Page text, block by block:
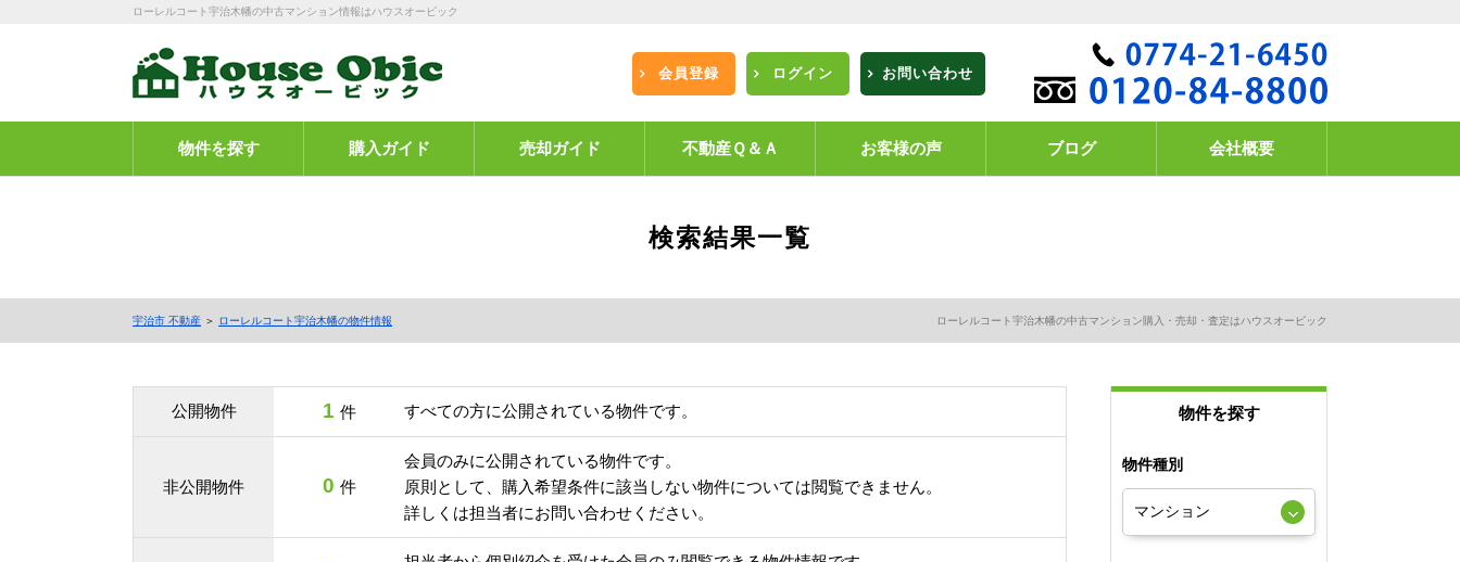
ローレルコート宇治木幡の中古マンション情報はハウスオービック
会員登録 ログイン お問い合わせ
物件を探す 購入ガイド 売却ガイド 不動産Ｑ＆Ａ お客様の声 ブログ 会社概要
検索結果一覧
宇治市 不動産 ＞ ローレルコート宇治木幡の物件情報 ローレルコート宇治木幡の中古マンション購入・売却・査定はハウスオービック
公開物件 1 件 すべての方に公開されている物件です。
非公開物件 0 件
会員のみに公開されている物件です。
原則として、購入希望条件に該当しない物件については閲覧できません。
詳しくは担当者にお問い合わせください。
物件を探す
物件種別